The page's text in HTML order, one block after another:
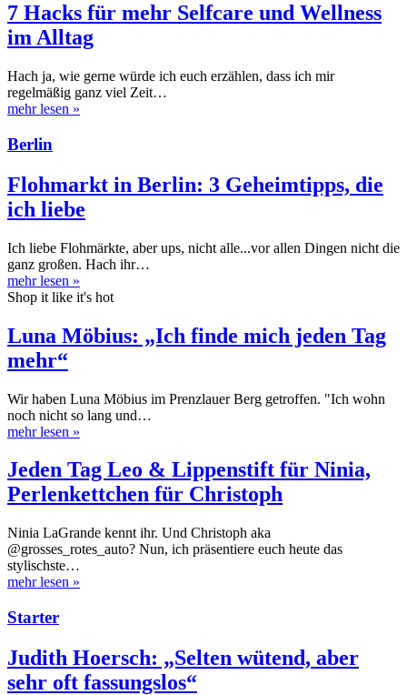
7 Hacks für mehr Selfcare und Wellness
im Alltag
Hach ja, wie gerne würde ich euch erzählen, dass ich mir
regelmäßig ganz viel Zeit…
mehr lesen »
Berlin
Flohmarkt in Berlin: 3 Geheimtipps, die
ich liebe
Ich liebe Flohmärkte, aber ups, nicht alle...vor allen Dingen nicht die
ganz großen. Hach ihr…
mehr lesen »
Shop it like it's hot
Luna Möbius: „Ich finde mich jeden Tag
mehr“
Wir haben Luna Möbius im Prenzlauer Berg getroffen. "Ich wohn
noch nicht so lang und…
mehr lesen »
Jeden Tag Leo & Lippenstift für Ninia,
Perlenkettchen für Christoph
Ninia LaGrande kennt ihr. Und Christoph aka
@grosses_rotes_auto? Nun, ich präsentiere euch heute das
stylischste…
mehr lesen »
Starter
Judith Hoersch: „Selten wütend, aber
sehr oft fassungslos“